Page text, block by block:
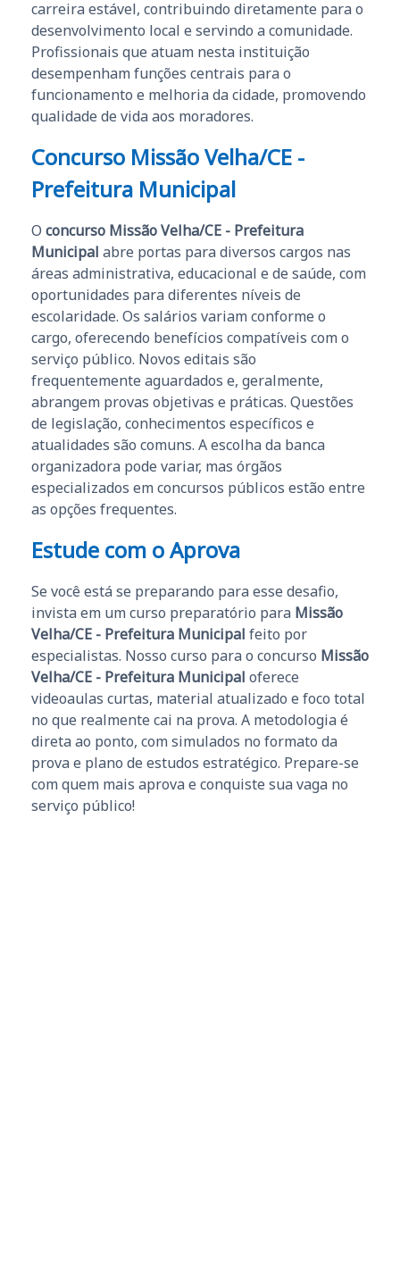
carreira estável, contribuindo diretamente para o
desenvolvimento local e servindo a comunidade.
Profissionais que atuam nesta instituição
desempenham funções centrais para o
funcionamento e melhoria da cidade, promovendo
qualidade de vida aos moradores.
Concurso Missão Velha/CE -
Prefeitura Municipal
O concurso Missão Velha/CE - Prefeitura
Municipal abre portas para diversos cargos nas
áreas administrativa, educacional e de saúde, com
oportunidades para diferentes níveis de
escolaridade. Os salários variam conforme o
cargo, oferecendo benefícios compatíveis com o
serviço público. Novos editais são
frequentemente aguardados e, geralmente,
abrangem provas objetivas e práticas. Questões
de legislação, conhecimentos específicos e
atualidades são comuns. A escolha da banca
organizadora pode variar, mas órgãos
especializados em concursos públicos estão entre
as opções frequentes.
Estude com o Aprova
Se você está se preparando para esse desafio,
invista em um curso preparatório para Missão
Velha/CE - Prefeitura Municipal feito por
especialistas. Nosso curso para o concurso Missão
Velha/CE - Prefeitura Municipal oferece
videoaulas curtas, material atualizado e foco total
no que realmente cai na prova. A metodologia é
direta ao ponto, com simulados no formato da
prova e plano de estudos estratégico. Prepare-se
com quem mais aprova e conquiste sua vaga no
serviço público!